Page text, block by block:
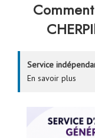
Service
En savoir plus